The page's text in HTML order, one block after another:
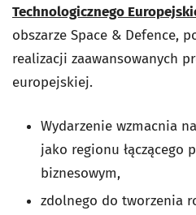
Technologicznego
obszarze Space & Defence,
realizacji zaawansowanych
europejskiej.
Wydarzenie wzmacnia
jako regionu łączącego
biznesowym,
zdolnego do tworzenia